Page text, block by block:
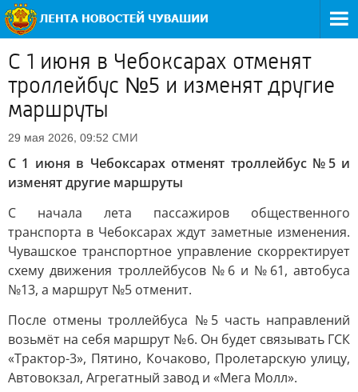
С 1 июня в Чебоксарах отменят
троллейбус №5 и изменят другие
маршруты
29 мая 2026, 09:52 СМИ
С 1 июня в Чебоксарах отменят троллейбус №5 и
изменят другие маршруты
С начала лета пассажиров общественного
транспорта в Чебоксарах ждут заметные изменения.
Чувашское транспортное управление скорректирует
схему движения троллейбусов №6 и №61, автобуса
№13, а маршрут №5 отменит.
После отмены троллейбуса №5 часть направлений
возьмёт на себя маршрут №6. Он будет связывать ГСК
«Трактор-3», Пятино, Кочаково, Пролетарскую улицу,
Автовокзал, Агрегатный завод и «Мега Молл».